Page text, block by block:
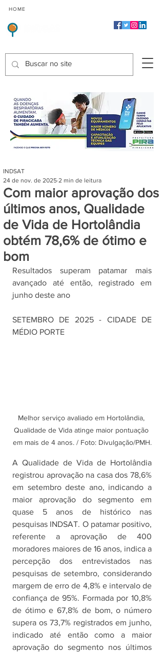
HOME
Com maior aprovação dos
últimos anos, Qualidade
de Vida de Hortolândia
obtém 78,6% de ótimo e
bom
INDSAT
24 de nov. de 2025 2 min de leitura
Resultados superam patamar mais
avançado até então, registrado em
junho deste ano
SETEMBRO DE 2025 - CIDADE DE
MÉDIO PORTE
Melhor serviço avaliado em Hortolândia,
Qualidade de Vida atinge maior pontuação
em mais de 4 anos. / Foto: Divulgação/PMH.
A Qualidade de Vida de Hortolândia
registrou aprovação na casa dos 78,6%
em setembro deste ano, indicando a
maior aprovação do segmento em
quase 5 anos de histórico nas
pesquisas INDSAT. O patamar positivo,
referente a aprovação de 400
moradores maiores de 16 anos, indica a
percepção dos entrevistados nas
pesquisas de setembro, considerando
margem de erro de 4,8% e intervalo de
confiança de 95%. Formada por 10,8%
de ótimo e 67,8% de bom, o número
supera os 73,7% registrados em junho,
indicado até então como a maior
aprovação do segmento nos últimos